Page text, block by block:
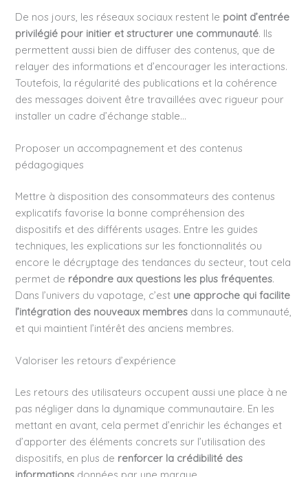
De nos jours, les réseaux sociaux restent le point d’entrée
privilégié pour initier et structurer une communauté. Ils
permettent aussi bien de diffuser des contenus, que de
relayer des informations et d’encourager les interactions.
Toutefois, la régularité des publications et la cohérence
des messages doivent être travaillées avec rigueur pour
installer un cadre d’échange stable…
Proposer un accompagnement et des contenus
pédagogiques
Mettre à disposition des consommateurs des contenus
explicatifs favorise la bonne compréhension des
dispositifs et des différents usages. Entre les guides
techniques, les explications sur les fonctionnalités ou
encore le décryptage des tendances du secteur, tout cela
permet de répondre aux questions les plus fréquentes.
Dans l’univers du vapotage, c’est une approche qui facilite
l’intégration des nouveaux membres dans la communauté,
et qui maintient l’intérêt des anciens membres.
Valoriser les retours d’expérience
Les retours des utilisateurs occupent aussi une place à ne
pas négliger dans la dynamique communautaire. En les
mettant en avant, cela permet d’enrichir les échanges et
d’apporter des éléments concrets sur l’utilisation des
dispositifs, en plus de renforcer la crédibilité des